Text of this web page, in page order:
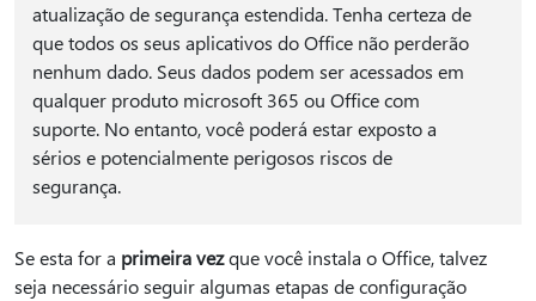
atualização de segurança estendida. Tenha certeza de
que todos os seus aplicativos do Office não perderão
nenhum dado. Seus dados podem ser acessados em
qualquer produto microsoft 365 ou Office com
suporte. No entanto, você poderá estar exposto a
sérios e potencialmente perigosos riscos de
segurança.
Se esta for a primeira vezque você instala o Office, talvez
seja necessário seguir algumas etapas de configuração